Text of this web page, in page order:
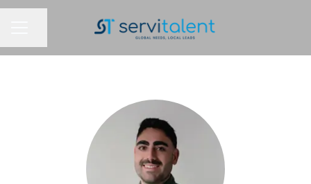
MENÚ DE EMPLEO
Compartir página